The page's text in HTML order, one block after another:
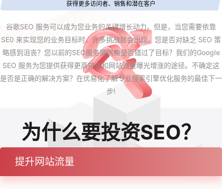
获得更多访问者、销售和潜在客户
谷歌SEO 服务可以成为您业务的关键增长动力。但是，当您需要依靠
SE0 来实现您的业务目标时，许多挑战就会出现。您是否对缺乏 SEO 策
略感到沮丧？您以前的SEO服务提供商是否错过了目标？我们的GoogIe
SEO 服务为您提供获得更高排名和网站流量曝光增涨的途径。不确定这
是否是正确的解决方案？在优易化了解专业搜索引擎优化服务的最佳下一
步!
为什么要投资SEO？
提升网站流量